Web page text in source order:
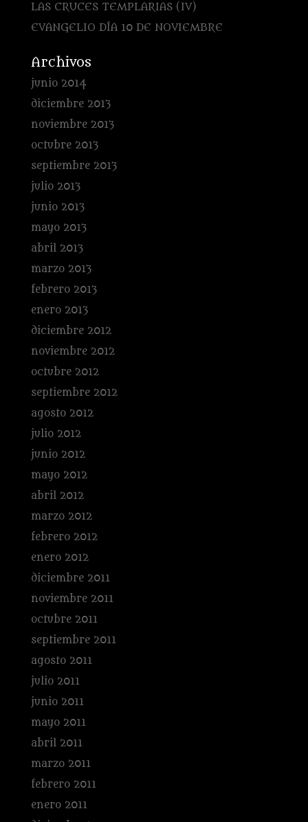
LAS CRUCES TEMPLARIAS (IV)
EVANGELIO DÍA 10 DE NOVIEMBRE
Archivos
junio 2014
diciembre 2013
noviembre 2013
octubre 2013
septiembre 2013
julio 2013
junio 2013
mayo 2013
abril 2013
marzo 2013
febrero 2013
enero 2013
diciembre 2012
noviembre 2012
octubre 2012
septiembre 2012
agosto 2012
julio 2012
junio 2012
mayo 2012
abril 2012
marzo 2012
febrero 2012
enero 2012
diciembre 2011
noviembre 2011
octubre 2011
septiembre 2011
agosto 2011
julio 2011
junio 2011
mayo 2011
abril 2011
marzo 2011
febrero 2011
enero 2011